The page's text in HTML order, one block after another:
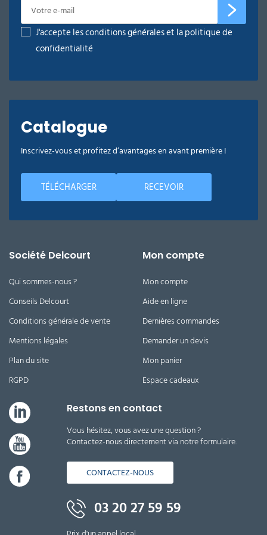
J'accepte les conditions générales et la politique de
confidentialité
Catalogue
Inscrivez-vous et profitez d’avantages en avant première !
TÉLÉCHARGER RECEVOIR
Société Delcourt
Qui sommes-nous ?
Conseils Delcourt
Conditions générale de vente
Mentions légales
Plan du site
RGPD
Mon compte
Mon compte
Aide en ligne
Dernières commandes
Demander un devis
Mon panier
Espace cadeaux
Restons en contact
Vous hésitez, vous avez une question ?
Contactez-nous directement via notre formulaire.
CONTACTEZ-NOUS
03 20 27 59 59